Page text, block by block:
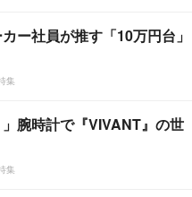
カー社員が推す「10万円台」
集
」腕時計で『VIVANT』の世
集